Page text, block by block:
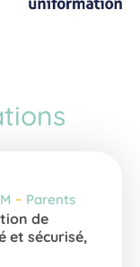
- Parents
de
et sécurisé,